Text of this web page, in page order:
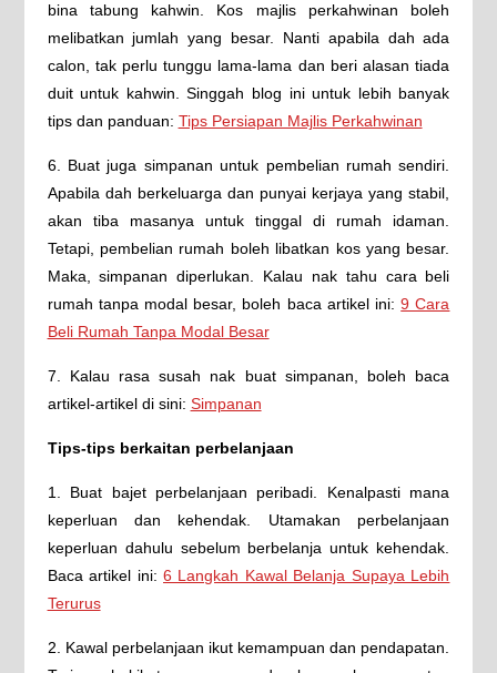
bina tabung kahwin. Kos majlis perkahwinan boleh
melibatkan jumlah yang besar. Nanti apabila dah ada
calon, tak perlu tunggu lama-lama dan beri alasan tiada
duit untuk kahwin. Singgah blog ini untuk lebih banyak
tips dan panduan: Tips Persiapan Majlis Perkahwinan
6. Buat juga simpanan untuk pembelian rumah sendiri.
Apabila dah berkeluarga dan punyai kerjaya yang stabil,
akan tiba masanya untuk tinggal di rumah idaman.
Tetapi, pembelian rumah boleh libatkan kos yang besar.
Maka, simpanan diperlukan. Kalau nak tahu cara beli
rumah tanpa modal besar, boleh baca artikel ini:9 Cara
Beli Rumah Tanpa Modal Besar
7. Kalau rasa susah nak buat simpanan, boleh baca
artikel-artikel di sini: Simpanan
Tips-tips berkaitan perbelanjaan
1. Buat bajet perbelanjaan peribadi. Kenalpasti mana
keperluan dan kehendak. Utamakan perbelanjaan
keperluan dahulu sebelum berbelanja untuk kehendak.
Baca artikel ini:6 Langkah Kawal Belanja Supaya Lebih
Terurus
2. Kawal perbelanjaan ikut kemampuan dan pendapatan.